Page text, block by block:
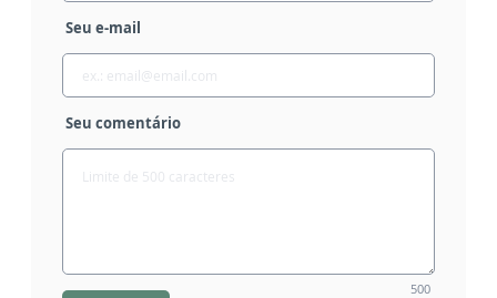
Seu e-mail
Seu comentário
500